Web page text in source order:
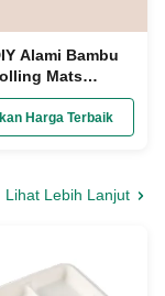
Alami Bambu
Mats
Paper
Harga Terbaik
Lihat Lebih Lanjut